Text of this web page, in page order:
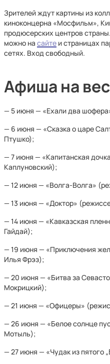
Зрителей ждут картины из
киноконцерна «Мосфильм»,
продюсерских центров
можно на сайте и страницах
сетях. Вход свободный.
Афиша на
— 5 июня — «Ехали два
— 6 июня — «Сказка о царе
Птушко);
— 7 июня — «Капитанская
Каплуновский);
— 12 июня — «Волга-Волга»
— 13 июня — «Доктор»
— 14 июня — «Кавказская
Гайдай);
— 19 июня — «Приключения
Илья Фрэз);
— 20 июня — «Битва за
Мокрицкий);
— 21 июня — «Офицеры»
— 26 июня — «Белое солнце
Мотыль);
— 27 июня — «Чудак из пятого